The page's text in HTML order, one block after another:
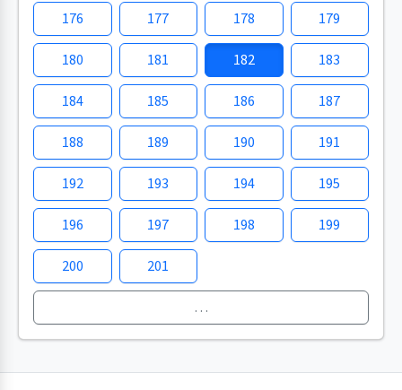
176 177 178 179
180 181 182 183
184 185 186 187
188 189 190 191
192 193 194 195
196 197 198 199
200 201
…